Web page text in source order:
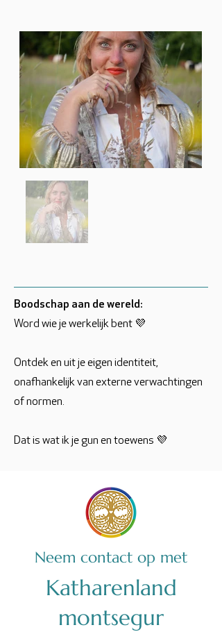
Boodschap aan de wereld:
Word wie je werkelijk bent 💜
Ontdek en uit je eigen identiteit,
onafhankelijk van externe verwachtingen
of normen.
Dat is wat ik je gun en toewens 💜
Neem contact op met
Katharenland
montsegur